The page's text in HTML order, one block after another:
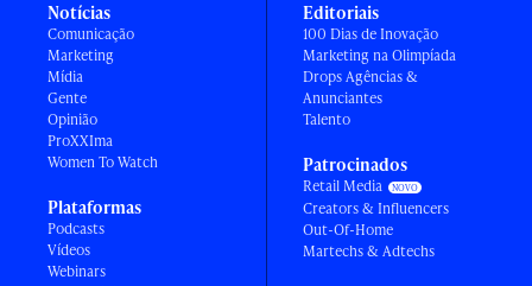
Notícias
Comunicação
Marketing
Mídia
Gente
Opinião
ProXXIma
Women To Watch
Plataformas
Podcasts
Vídeos
Webinars
Editoriais
100 Dias de Inovação
Marketing na Olimpíada
Drops Agências &
Anunciantes
Talento
Patrocinados
Retail Media
Creators & Influencers
Out-Of-Home
Martechs & Adtechs